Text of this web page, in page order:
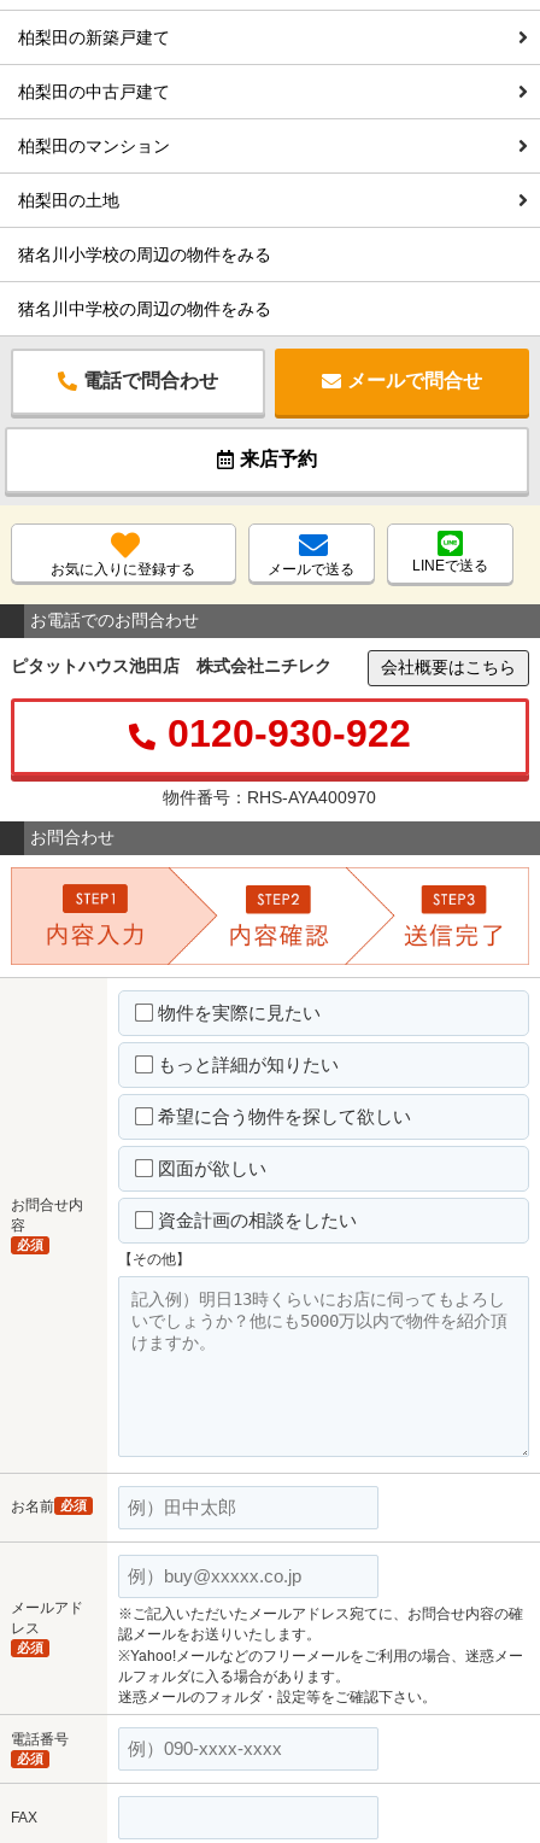
柏梨田の新築戸建て
柏梨田の中古戸建て
柏梨田のマンション
柏梨田の土地
猪名川小学校の周辺の物件をみる
猪名川中学校の周辺の物件をみる
電話で問合わせ メールで問合せ
来店予約
お気に入りに登録する メールで送る LINEで送る
お電話でのお問合わせ
ピタットハウス池田店 株式会社ニチレク 会社概要はこちら
0120-930-922
物件番号：RHS-AYA400970
お問合わせ
お問合せ内
容
必須
物件を実際に見たい
もっと詳細が知りたい
希望に合う物件を探して欲しい
図面が欲しい
資金計画の相談をしたい
【その他】
お名前 必須
メールアド
レス
必須
※ご記入いただいたメールアドレス宛てに、お問合せ内容の確
認メールをお送りいたします。
※Yahoo!メールなどのフリーメールをご利用の場合、迷惑メー
ルフォルダに入る場合があります。
迷惑メールのフォルダ・設定等をご確認下さい。
電話番号
必須
FAX